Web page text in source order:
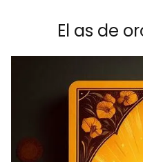
El as de